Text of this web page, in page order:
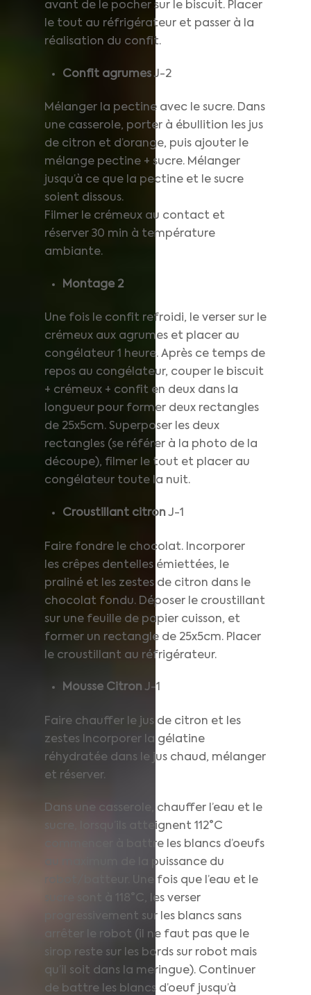
avant de le pocher sur le biscuit. Placer
le tout au réfrigérateur et passer à la
réalisation du confit.
Confit agrumesJ-2
Mélanger la pectine avec le sucre. Dans
une casserole, porter à ébullition les jus
de citron et d’orange, puis ajouter le
mélange pectine + sucre. Mélanger
jusqu’à ce que la pectine et le sucre
soient dissous.
Filmer le crémeux au contact et
réserver 30 min à température
ambiante.
Montage 2
Une fois le confit refroidi, le verser sur le
crémeux aux agrumes et placer au
congélateur 1 heure. Après ce temps de
repos au congélateur, couper le biscuit
+ crémeux + confit en deux dans la
longueur pour former deux rectangles
de 25x5cm. Superposer les deux
rectangles (se référer à la photo de la
découpe), filmer le tout et placer au
congélateur toute la nuit.
Croustillant citronJ-1
Faire fondre le chocolat. Incorporer
les crêpes dentelles émiettées, le
praliné et les zestes de citron dans le
chocolat fondu. Déposer le croustillant
sur une feuille de papier cuisson, et
former un rectangle de 25x5cm. Placer
le croustillant au réfrigérateur.
Mousse Citron J-1
Faire chauffer le jus de citron et les
zestes Incorporer la gélatine
réhydratée dans le jus chaud, mélanger
et réserver.
Dans une casserole, chauffer l’eau et le
sucre, lorsqu’ils atteignent 112°C
commencer à battre les blancs d’oeufs
au maximum de la puissance du
robot/batteur. Une fois que l’eau et le
sucre sont à 118°C, les verser
progressivement sur les blancs sans
arrêter le robot (il ne faut pas que le
sirop reste sur les bords sur robot mais
qu’il soit dans la meringue). Continuer
de battre les blancs d’oeuf jusqu’à